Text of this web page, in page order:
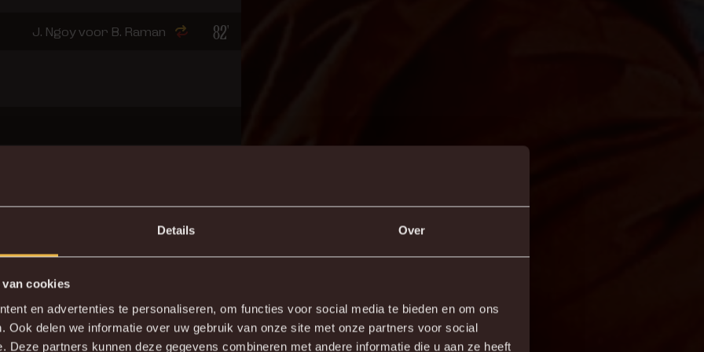
Details Over
van cookies
en advertenties te personaliseren, om functies voor social media te bieden en om ons
Ook delen we informatie over uw gebruik van onze site met onze partners voor social
Deze partners kunnen deze gegevens combineren met andere informatie die u aan ze heeft
82'
J. Ngoy voor B. Raman
net na de rust: 10 van hun 40 goals vielen in het eerste kwartier van de tweede helft.
passketens betrokken, slechts vier spelers doen beter.